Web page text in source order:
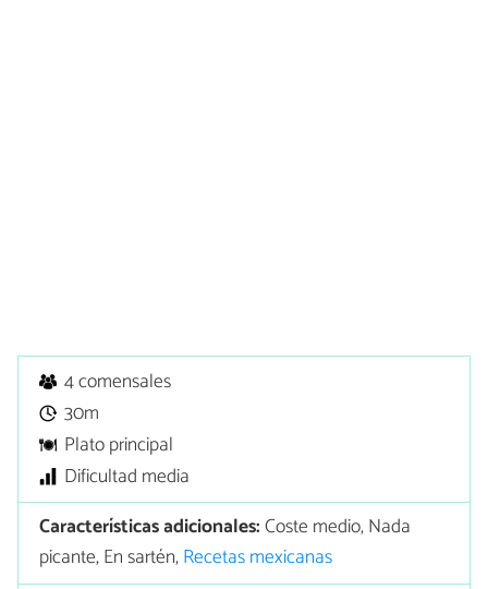
4 comensales
30m
Plato principal
Dificultad media
Características adicionales:Coste medio, Nada
picante, En sartén,Recetas mexicanas